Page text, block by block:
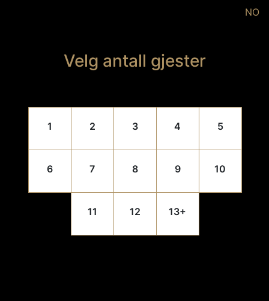
NO
Velg antall gjester
1 2 3 4 5
6 7 8 9 10
11 12 13+